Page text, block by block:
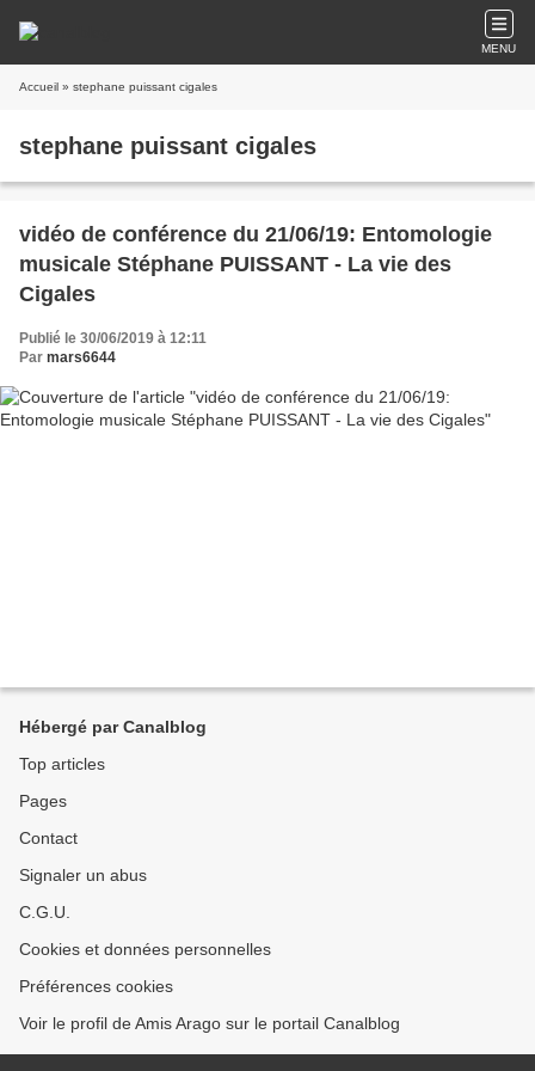
MENU
Accueil » stephane puissant cigales
stephane puissant cigales
vidéo de conférence du 21/06/19: Entomologie
musicale Stéphane PUISSANT - La vie des
Cigales
Publié le 30/06/2019 à 12:11
Par mars6644
Hébergé par Canalblog
Top articles
Pages
Contact
Signaler un abus
C.G.U.
Cookies et données personnelles
Préférences cookies
Voir le profil de Amis Arago sur le portail Canalblog